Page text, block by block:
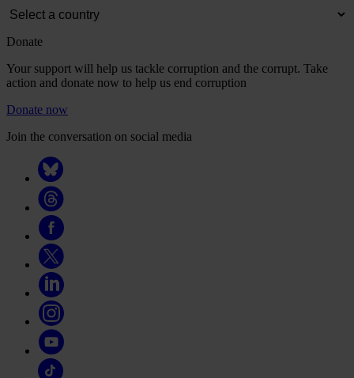
Donate
Your support will help us tackle corruption and the corrupt. Take
action and donate now to help us end corruption
Donate now
Join the conversation on social media